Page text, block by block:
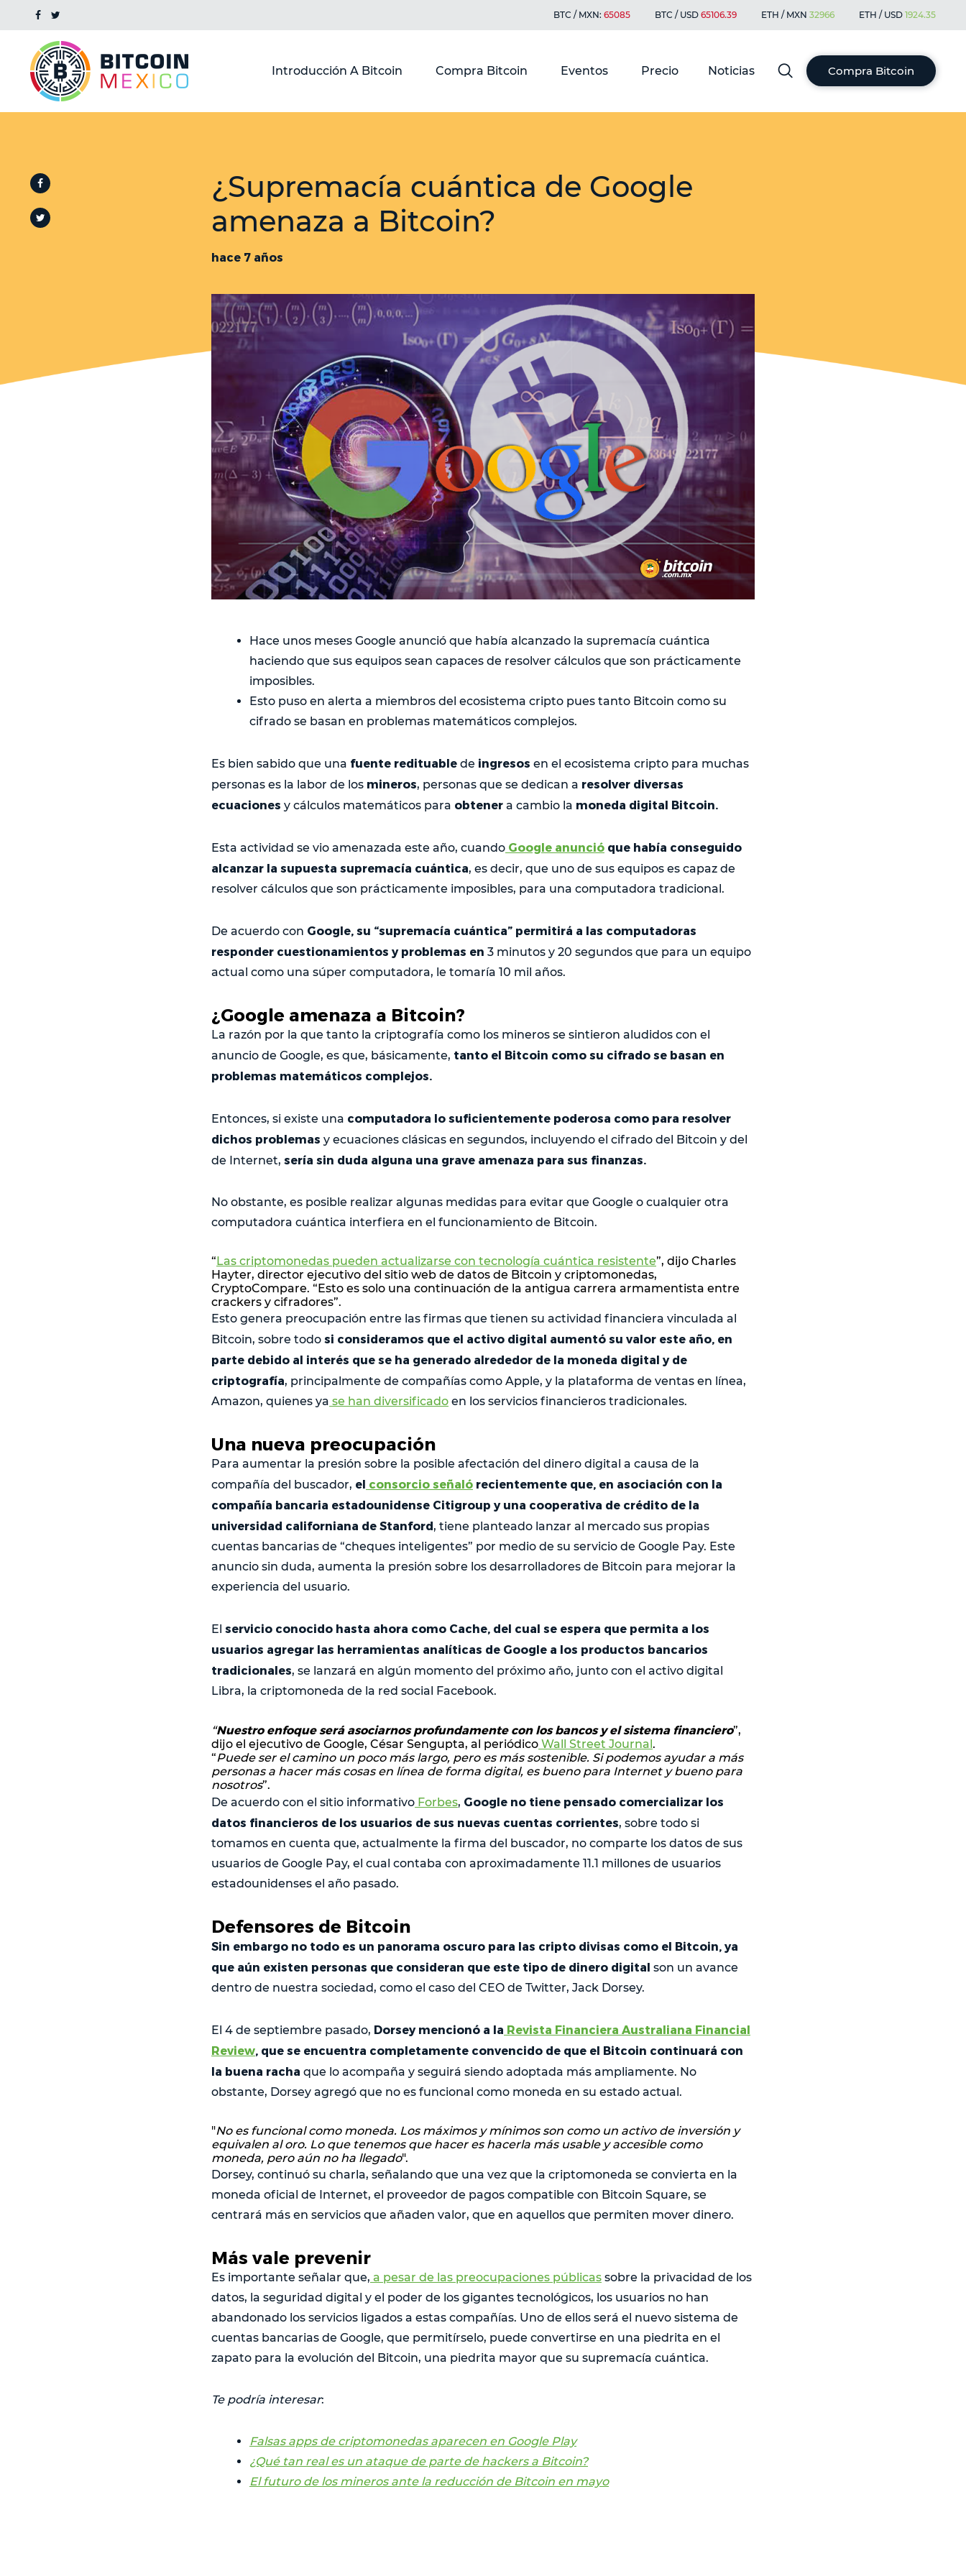
BTC / MXN: 65085 BTC / USD 65106.39 ETH / MXN 32966 ETH / USD 1924.35
Introducción A Bitcoin Compra Bitcoin Eventos Precio Noticias Compra Bitcoin
¿Supremacía cuántica de Google
amenaza a Bitcoin?
hace 7 años
Hace unos meses Google anunció que había alcanzado la supremacía cuántica
haciendo que sus equipos sean capaces de resolver cálculos que son prácticamente
imposibles.
Esto puso en alerta a miembros del ecosistema cripto pues tanto Bitcoin como su
cifrado se basan en problemas matemáticos complejos.
Es bien sabido que una fuente redituable de ingresos en el ecosistema cripto para muchas
personas es la labor de los mineros, personas que se dedican a resolver diversas
ecuaciones y cálculos matemáticos para obtener a cambio la moneda digital Bitcoin.
Esta actividad se vio amenazada este año, cuando Google anunció que había conseguido
alcanzar la supuesta supremacía cuántica, es decir, que uno de sus equipos es capaz de
resolver cálculos que son prácticamente imposibles, para una computadora tradicional.
De acuerdo con Google, su “supremacía cuántica” permitirá a las computadoras
responder cuestionamientos y problemas en 3 minutos y 20 segundos que para un equipo
actual como una súper computadora, le tomaría 10 mil años.
¿Google amenaza a Bitcoin?
La razón por la que tanto la criptografía como los mineros se sintieron aludidos con el
anuncio de Google, es que, básicamente, tanto el Bitcoin como su cifrado se basan en
problemas matemáticos complejos.
Entonces, si existe una computadora lo suficientemente poderosa como para resolver
dichos problemas y ecuaciones clásicas en segundos, incluyendo el cifrado del Bitcoin y del
de Internet, sería sin duda alguna una grave amenaza para sus finanzas.
No obstante, es posible realizar algunas medidas para evitar que Google o cualquier otra
computadora cuántica interfiera en el funcionamiento de Bitcoin.
“ Las criptomonedas pueden actualizarse con tecnología cuántica resistente”, dijo Charles
Hayter, director ejecutivo del sitio web de datos de Bitcoin y criptomonedas,
CryptoCompare. “Esto es solo una continuación de la antigua carrera armamentista entre
crackers y cifradores”.
Esto genera preocupación entre las firmas que tienen su actividad financiera vinculada al
Bitcoin, sobre todo si consideramos que el activo digital aumentó su valor este año, en
parte debido al interés que se ha generado alrededor de la moneda digital y de
criptografía, principalmente de compañías como Apple, y la plataforma de ventas en línea,
Amazon, quienes ya se han diversificado en los servicios financieros tradicionales.
Una nueva preocupación
Para aumentar la presión sobre la posible afectación del dinero digital a causa de la
compañía del buscador, el consorcio señaló recientemente que, en asociación con la
compañía bancaria estadounidense Citigroup y una cooperativa de crédito de la
universidad californiana de Stanford, tiene planteado lanzar al mercado sus propias
cuentas bancarias de “cheques inteligentes” por medio de su servicio de Google Pay. Este
anuncio sin duda, aumenta la presión sobre los desarrolladores de Bitcoin para mejorar la
experiencia del usuario.
El servicio conocido hasta ahora como Cache, del cual se espera que permita a los
usuarios agregar las herramientas analíticas de Google a los productos bancarios
tradicionales, se lanzará en algún momento del próximo año, junto con el activo digital
Libra, la criptomoneda de la red social Facebook.
“Nuestro enfoque será asociarnos profundamente con los bancos y el sistema financiero”,
dijo el ejecutivo de Google, César Sengupta, al periódico Wall Street Journal .
“Puede ser el camino un poco más largo, pero es más sostenible. Si podemos ayudar a más
personas a hacer más cosas en línea de forma digital, es bueno para Internet y bueno para
nosotros”.
De acuerdo con el sitio informativo Forbes, Google no tiene pensado comercializar los
datos financieros de los usuarios de sus nuevas cuentas corrientes, sobre todo si
tomamos en cuenta que, actualmente la firma del buscador, no comparte los datos de sus
usuarios de Google Pay, el cual contaba con aproximadamente 11.1 millones de usuarios
estadounidenses el año pasado.
Defensores de Bitcoin
Sin embargo no todo es un panorama oscuro para las cripto divisas como el Bitcoin, ya
que aún existen personas que consideran que este tipo de dinero digital son un avance
dentro de nuestra sociedad, como el caso del CEO de Twitter, Jack Dorsey.
El 4 de septiembre pasado, Dorsey mencionó a la Revista Financiera Australiana Financial
Review, que se encuentra completamente convencido de que el Bitcoin continuará con
la buena racha que lo acompaña y seguirá siendo adoptada más ampliamente. No
obstante, Dorsey agregó que no es funcional como moneda en su estado actual.
"No es funcional como moneda. Los máximos y mínimos son como un activo de inversión y
equivalen al oro. Lo que tenemos que hacer es hacerla más usable y accesible como
moneda, pero aún no ha llegado".
Dorsey, continuó su charla, señalando que una vez que la criptomoneda se convierta en la
moneda oficial de Internet, el proveedor de pagos compatible con Bitcoin Square, se
centrará más en servicios que añaden valor, que en aquellos que permiten mover dinero.
Más vale prevenir
Es importante señalar que, a pesar de las preocupaciones públicas sobre la privacidad de los
datos, la seguridad digital y el poder de los gigantes tecnológicos, los usuarios no han
abandonado los servicios ligados a estas compañías. Uno de ellos será el nuevo sistema de
cuentas bancarias de Google, que permitírselo, puede convertirse en una piedrita en el
zapato para la evolución del Bitcoin, una piedrita mayor que su supremacía cuántica.
Te podría interesar:
Falsas apps de criptomonedas aparecen en Google Play
¿Qué tan real es un ataque de parte de hackers a Bitcoin?
El futuro de los mineros ante la reducción de Bitcoin en mayo